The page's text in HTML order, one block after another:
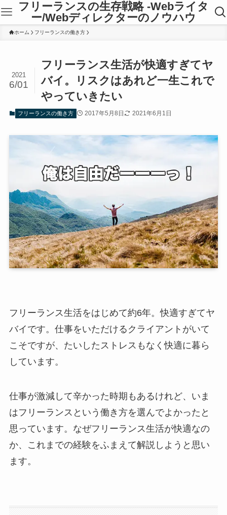
フリーランスの生存戦略 -Webライタ
ー/Webディレクターのノウハウ
ホーム フリーランスの働き方
フリーランス生活が快適すぎてヤ
バイ。リスクはあれど一生これで
やっていきたい
2021
6/01
フリーランスの働き方 2017年5月8日 2021年6月1日
フリーランス生活をはじめて約6年。快適すぎてヤ
バイです。仕事をいただけるクライアントがいて
こそですが、たいしたストレスもなく快適に暮ら
しています。
仕事が激減して辛かった時期もあるけれど、いま
はフリーランスという働き方を選んでよかったと
思っています。なぜフリーランス生活が快適なの
か、これまでの経験をふまえて解説しようと思い
ます。